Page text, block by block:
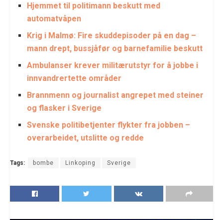
Hjemmet til politimann beskutt med
automatvåpen
Krig i Malmø: Fire skuddepisoder på en dag –
mann drept, bussjåfør og barnefamilie beskutt
Ambulanser krever militærutstyr for å jobbe i
innvandrertette områder
Brannmenn og journalist angrepet med steiner
og flasker i Sverige
Svenske politibetjenter flykter fra jobben –
overarbeidet, utslitte og redde
Tags: bombe Linkoping Sverige